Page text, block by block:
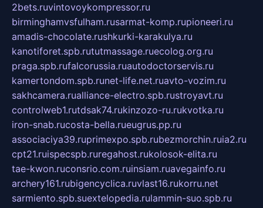
2bets.ruvintovoykompressor.ru
birminghamvsfulham.rusarmat-komp.rupioneeri.ru
amadis-chocolate.rushkurki-karakulya.ru
kanotiforet.spb.rututmassage.ruecolog.org.ru
praga.spb.rufalcorussia.ruautodoctorservis.ru
kamertondom.spb.runet-life.net.ruavto-vozim.ru
sakhcamera.rualliance-electro.spb.rustroyavt.ru
controlweb1.rutdsak74.rukinzozo-ru.rukvotka.ru
iron-snab.rucosta-bella.rueugrus.pp.ru
associaciya39.ruprimexpo.spb.rubezmorchin.ruia2.ru
cpt21.ruispecspb.ruregahost.rukolosok-elita.ru
tae-kwon.ruconsrio.com.ruinsiam.ruavegainfo.ru
archery161.rubigencyclica.ruvlast16.rukorru.net
sarmiento.spb.suextelopedia.rulammin-suo.spb.ru